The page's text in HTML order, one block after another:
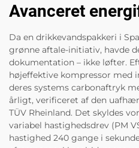
Avanceret
Da en drikkevandspakkeri i
grønne aftale-initiativ, havde
dokumentation – ikke løfter.
højeffektive kompressor
deres systems carbonaftryk
årligt, verificeret af den
TÜV Rheinland. Det skyldes
variabel hastighedsdrev (PM
hastighed 240 gange i